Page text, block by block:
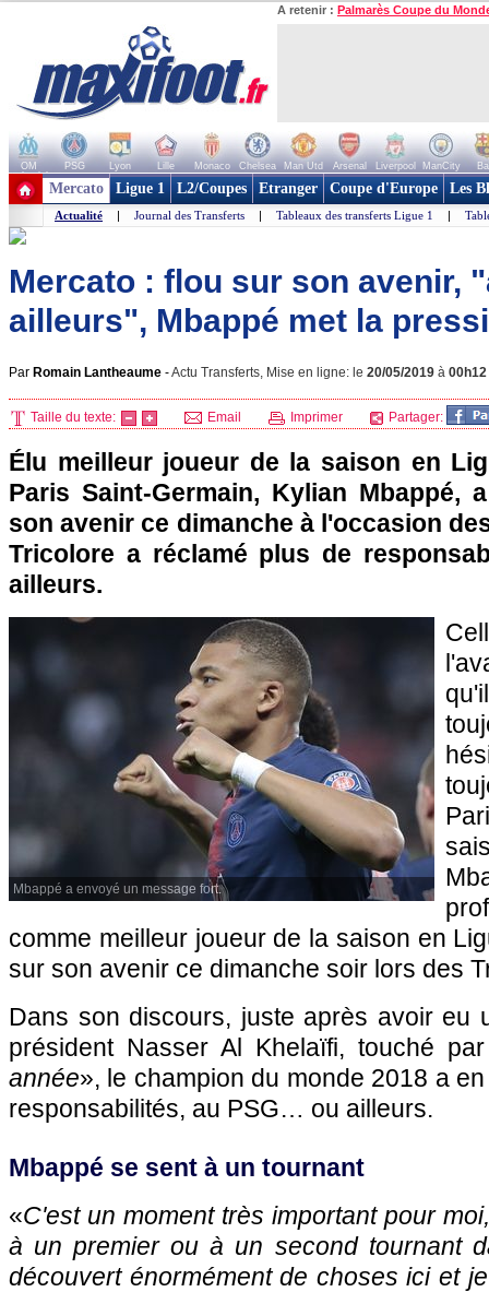
A retenir : Palmarès Coupe du
OM PSG Lyon Lille Monaco Chelsea Man Utd Arsenal Liverpool ManCity
+ de clubs
Mercato Ligue 1 L2/Coupes Etranger Coupe d'Europe Les
Actualité | Journal des Transferts | Tableaux des transferts Ligue 1 |
Mercato : flou sur son avenir,
ailleurs", Mbappé met la
Par Romain Lantheaume -Actu Transferts, Mise en ligne: le 20/05/2019 à 00h12
Taille du texte: Email Imprimer Partager:
Élu meilleur joueur de la saison en
Paris Saint-Germain, Kylian Mbappé,
son avenir ce dimanche à l'occasion
Tricolore a réclamé plus de
ailleurs.
Mbappé a envoyé un message fort.
comme meilleur joueur de la saison en
sur son avenir ce dimanche soir lors des
Dans son discours, juste après avoir eu
président Nasser Al Khelaïfi, touché
année», le champion du monde 2018 a
responsabilités, au PSG… ou ailleurs.
Mbappé se sent à un tournant
«C'est un moment très important pour
à un premier ou à un second tournant
découvert énormément de choses ici et